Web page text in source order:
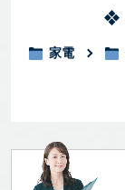
家電